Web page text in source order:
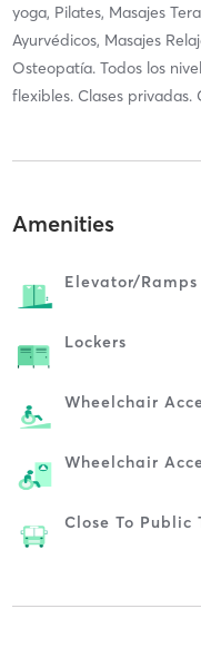
yoga, Pilates, Masajes
Ayurvédicos, Masajes
Osteopatía. Todos los
flexibles. Clases privadas.
Amenities
Elevator/ramps
Lockers
Wheelchair
Wheelchair
Close To Public